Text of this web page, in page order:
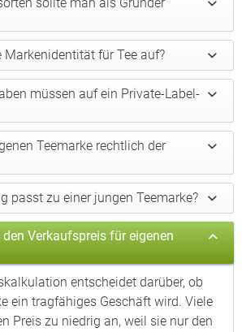
Markenidentität für Tee auf?
müssen auf ein Private-Label-
Teemarke rechtlich der
passt zu einer jungen Teemarke?
Verkaufspreis für eigenen
entscheidet darüber, ob
ein tragfähiges Geschäft wird. Viele
Preis zu niedrig an, weil sie nur den